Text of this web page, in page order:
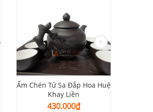
Ấm Chén Tử Sa Đắp Hoa Huệ
Khay Liền
430.000₫